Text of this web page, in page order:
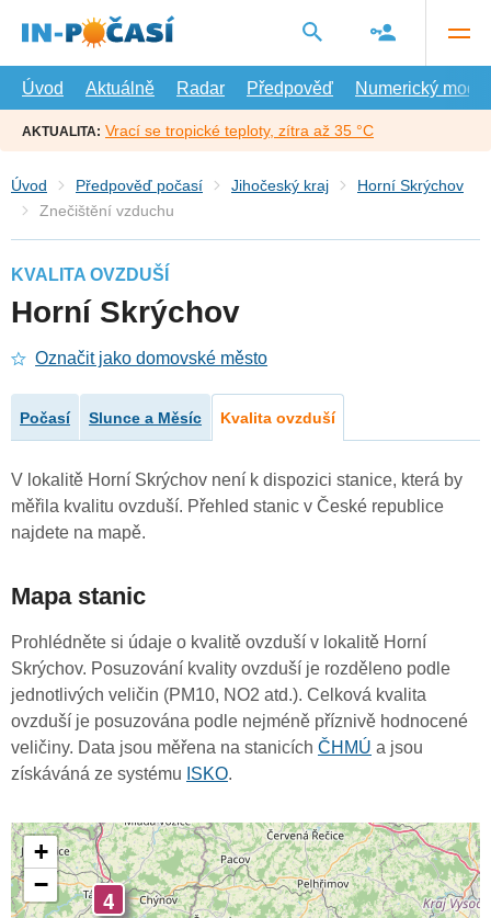
hlavní
Úvod
Aktuálně Radar Předpověď Numerický model
AKTUALITA: Vrací se tropické teploty, zítra až 35 °C
Úvod Předpověď počasí Jihočeský kraj
Horní Skrýchov
Znečištění vzduchu
KVALITA OVZDUŠÍ
Horní Skrýchov
Označit jako domovské město
Počasí Slunce a Měsíc Kvalita ovzduší
V lokalitě Horní Skrýchov není k dispozici stanice, která by
měřila kvalitu ovzduší. Přehled stanic v České republice
najdete na mapě.
Mapa stanic
Prohlédněte si údaje o kvalitě ovzduší v lokalitě Horní
Skrýchov. Posuzování kvality ovzduší je rozděleno podle
jednotlivých veličin (PM10, NO2 atd.). Celková kvalita
ovzduší je posuzována podle nejméně příznivě hodnocené
veličiny. Data jsou měřena na stanicích ČHMÚ a jsou
získáváná ze systému ISKO.
4
+
−